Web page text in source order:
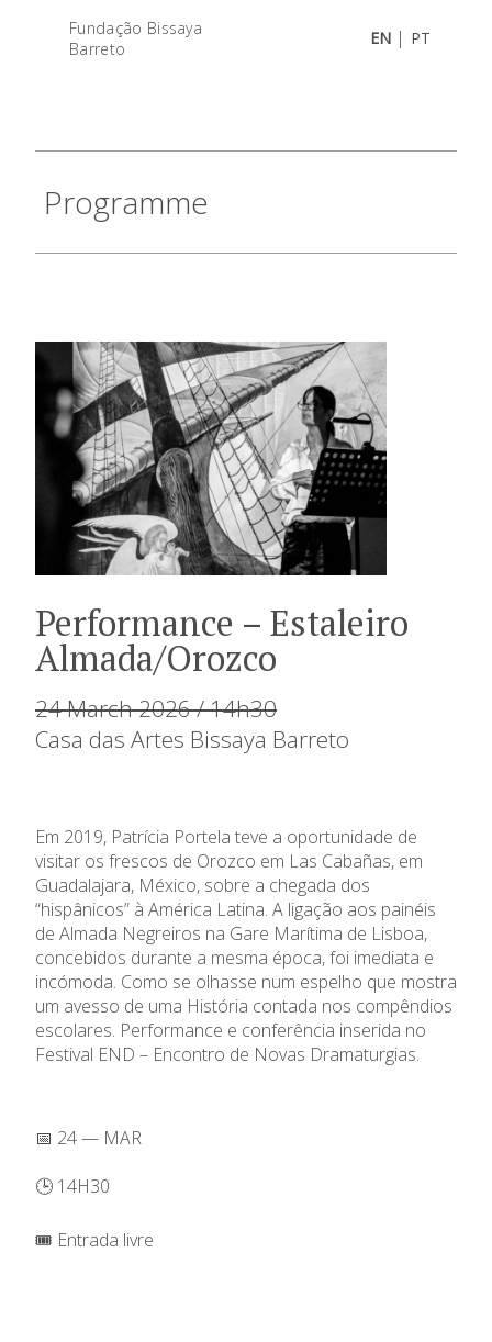
Fundação Bissaya
Barreto
EN | PT
Programme
Performance – Estaleiro
Almada/Orozco
24 March 2026 / 14h30
Casa das Artes Bissaya Barreto
Em 2019, Patrícia Portela teve a oportunidade de
visitar os frescos de Orozco em Las Cabañas, em
Guadalajara, México, sobre a chegada dos
“hispânicos” à América Latina. A ligação aos painéis
de Almada Negreiros na Gare Marítima de Lisboa,
concebidos durante a mesma época, foi imediata e
incómoda. Como se olhasse num espelho que mostra
um avesso de uma História contada nos compêndios
escolares. Performance e conferência inserida no
Festival END – Encontro de Novas Dramaturgias.
📅 24 — MAR
🕒 14H30
🎟️ Entrada livre